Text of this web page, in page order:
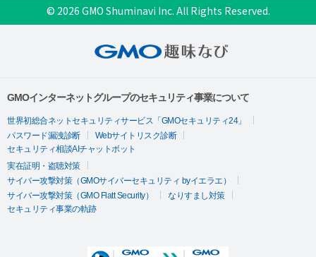
© 2026 GMO Shuminavi Inc. All Rights Reserved.